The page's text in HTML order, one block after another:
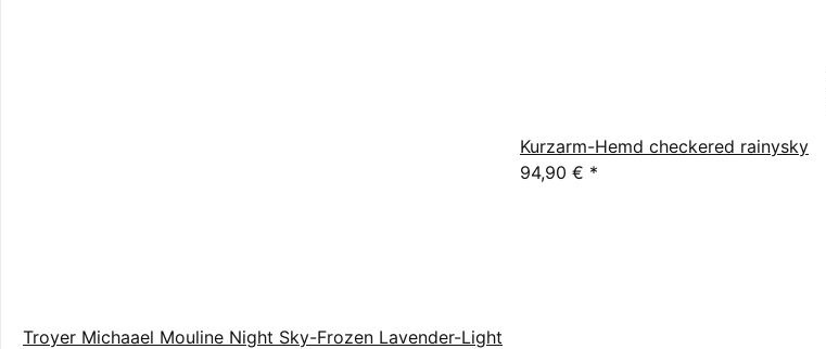
Troyer Michaael Mouline Night Sky-Frozen Lavender-Light
Kurzarm-Hemd checkered rainysky
94,90 € *